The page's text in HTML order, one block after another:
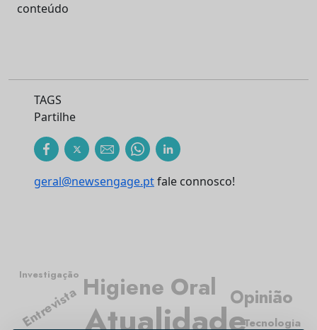
conteúdo
TAGS
Partilhe
geral@newsengage.ptfale connosco!
Atualidade
Higiene Oral
Entrevista Opinião
Tecnologia
Investigação